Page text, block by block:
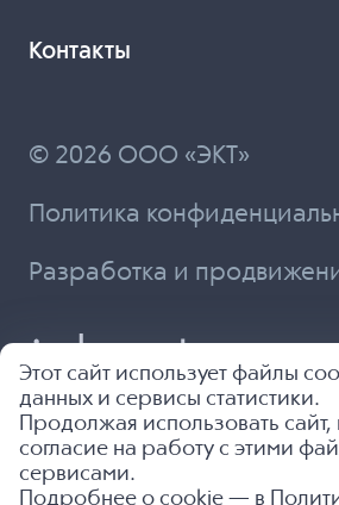
Контакты
© 2026 ООО «ЭКТ»
Политика
Разработка и
Этот сайт использует файлы
данных и сервисы статистики.
Продолжая использовать сайт,
согласие на работу с этими
сервисами.
Подробнее о cookie — в